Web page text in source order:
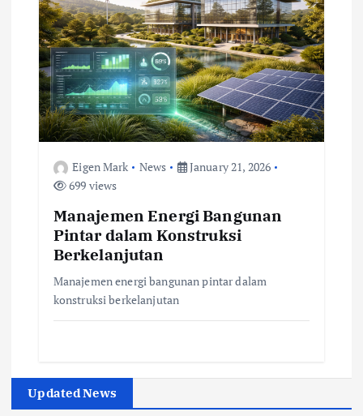
Eigen Mark News
January 21, 2026
699 views
Manajemen Energi Bangunan
Pintar dalam Konstruksi
Berkelanjutan
Manajemen energi bangunan pintar dalam
konstruksi berkelanjutan
Updated News